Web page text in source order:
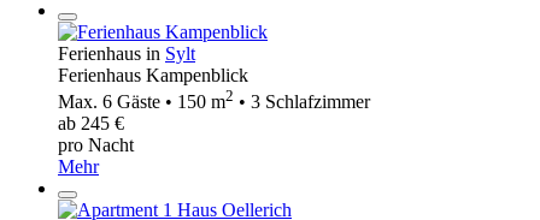
Ferienhaus in Sylt
Ferienhaus Kampenblick
Max. 6 Gäste • 150 m2 • 3 Schlafzimmer
ab 245 €
pro Nacht
Mehr